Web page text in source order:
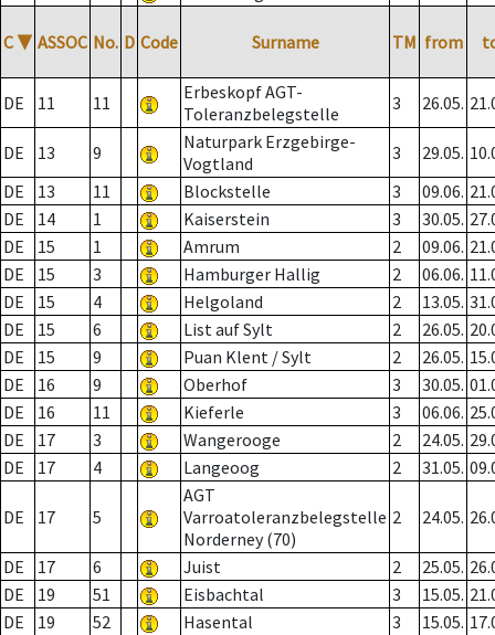
C ▼ ASSOC No. D Code Surname TM from
DE 11 11
Erbeskopf AGT-
Toleranzbelegstelle
3 26.05.
DE 13 9
Naturpark Erzgebirge-
Vogtland
3 29.05.
DE
13 11 Blockstelle 3 09.06.
DE
14 1 Kaiserstein 3 30.05.
DE
15 1 Amrum 2 09.06.
DE
15 3 Hamburger Hallig 2 06.06.
DE
15 4 Helgoland 2 13.05.
DE
15 6 List auf Sylt 2 26.05.
DE
15 9 Puan Klent / Sylt 2 26.05.
DE
16 9 Oberhof 3 30.05.
DE
16 11 Kieferle 3 06.06.
DE
17 3 Wangerooge 2 24.05.
DE
17 4 Langeoog 2 31.05.
DE 17 5
AGT
Varroatoleranzbelegstelle
Norderney (70)
2 24.05.
DE 17 6 Juist 2 25.05.
DE
19 51 Eisbachtal 3 15.05.
DE
19 52 Hasental 3 15.05.